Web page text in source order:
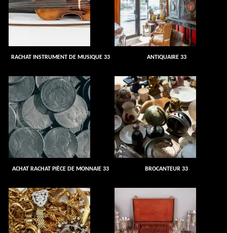
RACHAT INSTRUMENT DE MUSIQUE 33 ANTIQUAIRE 33
ACHAT RACHAT PIÈCE DE MONNAIE 33 BROCANTEUR 33